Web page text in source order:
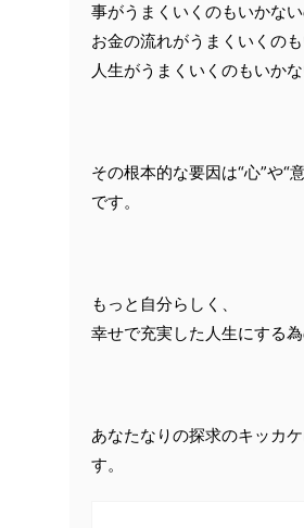
事がうまくいくのもいかない
お金の流れがうまくいくのも
人生がうまくいくのもいかな
その根本的な要因は“心”や“
です。
もっと自分らしく、
幸せで充実した人生にする為
あなたなりの探求のキッカ
す。